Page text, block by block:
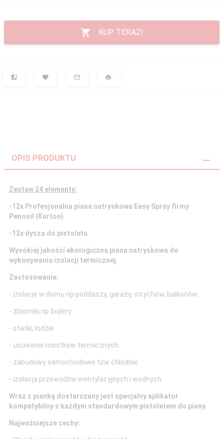
KUP TERAZ!
OPIS PRODUKTU
Zestaw 24 elementy:
-12x Profesjonalna piana natryskowa Easy Spray firmy
Penosil (Karton)
-12x dysza do pistoletu
Wysokiej jakości ekologiczna piana natryskowa do
wykonywania izolacji termicznej.
Zastosowanie:
- izolacje w domu np poddaszy, garaży, strychów, balkonów
- zbiorniki np bojlery
- statki, łodzie
- usuwanie mostków termicznych
- zabudowy samochodowe tzw chłodnie
- izolacja przewodów wentylacyjnych i wodnych
Wraz z pianką dostarczany jest specjalny aplikator
kompatybilny z każdym standardowym pistoletem do piany.
Najważniejsze cechy: